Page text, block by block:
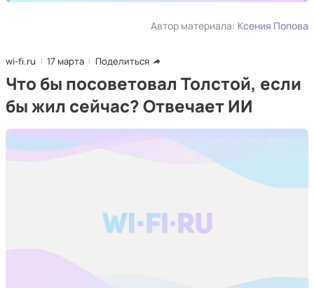
Автор материала: Ксения Попова
wi-fi.ru 17 марта Поделиться
Что бы посоветовал Толстой, если
бы жил сейчас? Отвечает ИИ